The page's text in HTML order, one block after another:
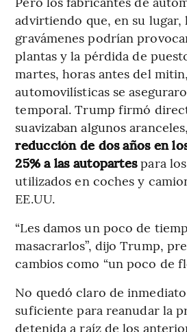
advirtiendo que, en su lugar,
gravámenes podrían
plantas y la pérdida de
martes, horas antes del
automovilísticas se
temporal. Trump firmó
suavizaban algunos
reducción de dos años en
25% a las autopartespara
utilizados en coches y
EE.UU.
“Les damos un poco de
masacrarlos”, dijo Trump,
cambios como “un poco de
No quedó claro de
suficiente para reanudar la
detenida a raíz de los